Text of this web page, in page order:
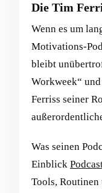
Die Tim
Wenn es um
Motivations-
bleibt
Workweek“
Ferriss seiner
Was seinen
Einblick
Tools, Routinen